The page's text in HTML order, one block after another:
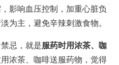
影响血压控制，加重心脏负
为主，避免辛辣刺激食物。
忌，就是服药时用浓茶、咖
浓茶、咖啡送服药物，觉得